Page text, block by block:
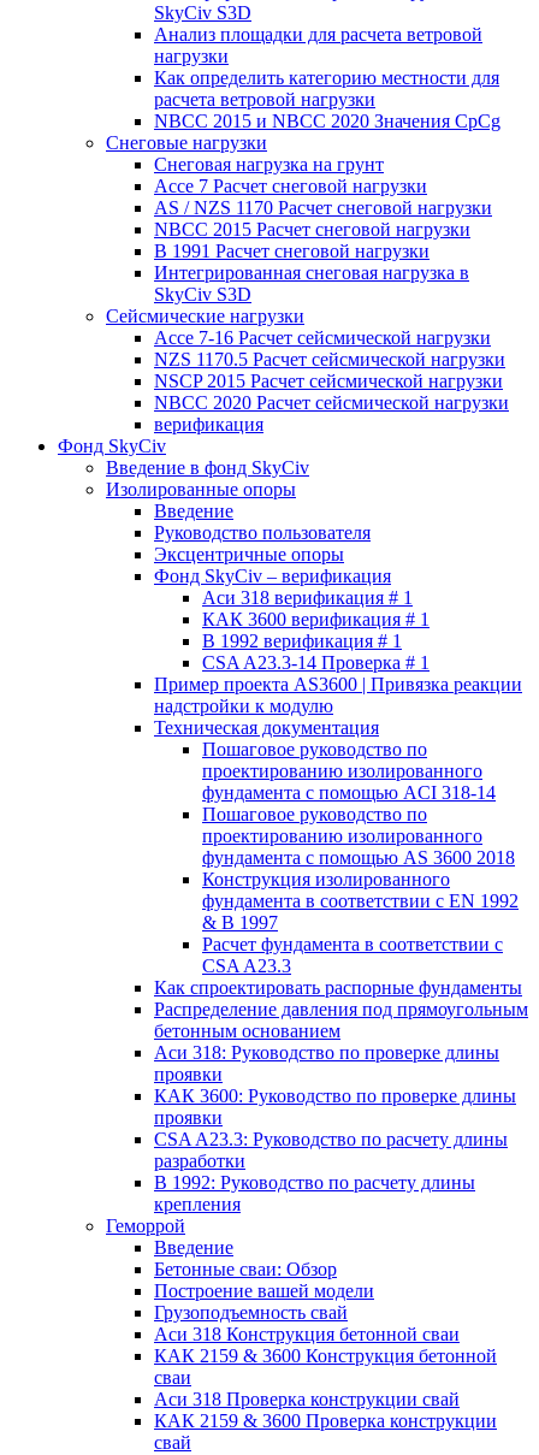
SkyCiv S3D
Анализ площадки для расчета ветровой
нагрузки
Как определить категорию местности для
расчета ветровой нагрузки
NBCC 2015 и NBCC 2020 Значения CpCg
Снеговые нагрузки
Снеговая нагрузка на грунт
Ассе 7 Расчет снеговой нагрузки
AS / NZS 1170 Расчет снеговой нагрузки
NBCC 2015 Расчет снеговой нагрузки
В 1991 Расчет снеговой нагрузки
Интегрированная снеговая нагрузка в
SkyCiv S3D
Сейсмические нагрузки
Ассе 7-16 Расчет сейсмической нагрузки
NZS 1170.5 Расчет сейсмической нагрузки
NSCP 2015 Расчет сейсмической нагрузки
NBCC 2020 Расчет сейсмической нагрузки
верификация
Фонд SkyCiv
Введение в фонд SkyCiv
Изолированные опоры
Введение
Руководство пользователя
Эксцентричные опоры
Фонд SkyCiv – верификация
Аси 318 верификация # 1
КАК 3600 верификация # 1
В 1992 верификация # 1
CSA A23.3-14 Проверка # 1
Пример проекта AS3600 | Привязка реакции
надстройки к модулю
Техническая документация
Пошаговое руководство по
проектированию изолированного
фундамента с помощью ACI 318-14
Пошаговое руководство по
проектированию изолированного
фундамента с помощью AS 3600 2018
Конструкция изолированного
фундамента в соответствии с EN 1992
& В 1997
Расчет фундамента в соответствии с
CSA A23.3
Как спроектировать распорные фундаменты
Распределение давления под прямоугольным
бетонным основанием
Аси 318: Руководство по проверке длины
проявки
КАК 3600: Руководство по проверке длины
проявки
CSA A23.3: Руководство по расчету длины
разработки
В 1992: Руководство по расчету длины
крепления
Геморрой
Введение
Бетонные сваи: Обзор
Построение вашей модели
Грузоподъемность свай
Аси 318 Конструкция бетонной сваи
КАК 2159 & 3600 Конструкция бетонной
сваи
Аси 318 Проверка конструкции свай
КАК 2159 & 3600 Проверка конструкции
свай